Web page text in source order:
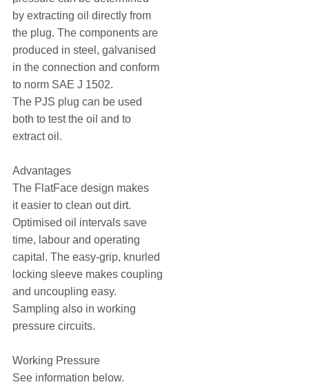
by extracting oil directly from
the plug. The components are
produced in steel, galvanised
in the connection and conform
to norm SAE J 1502.
The PJS plug can be used
both to test the oil and to
extract oil.
Advantages
The FlatFace design makes
it easier to clean out dirt.
Optimised oil intervals save
time, labour and operating
capital. The easy-grip, knurled
locking sleeve makes coupling
and uncoupling easy.
Sampling also in working
pressure circuits.
Working Pressure
See information below.